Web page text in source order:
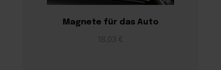
Magnete für das Auto